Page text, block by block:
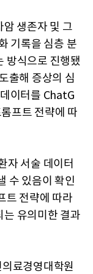
생존자 및 그
기록을 심층 분
방식으로 진행됐
출해 증상의 심
이터를 ChatG
프트 전략에 따
자 서술 데이터
수 있음이 확인
트 전략에 따라
는 유의미한 결과
료경영대학원